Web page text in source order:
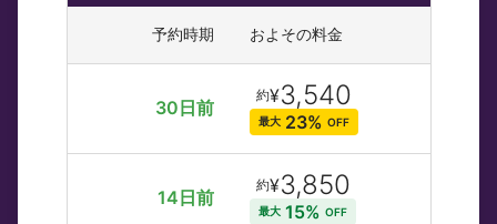
予約時期 およその料金
30日前
約¥3,540
最大 23% OFF
14日前
約¥3,850
最大 15% OFF